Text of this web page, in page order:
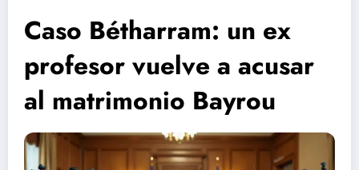
Caso Bétharram: un ex
profesor vuelve a acusar
al matrimonio Bayrou